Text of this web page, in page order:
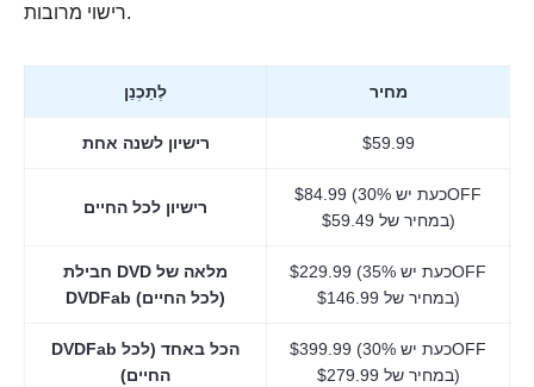
רישוי מרובות.
לְתַכְנֵן מחיר
רישיון לשנה אחת $59.99
רישיון לכל החיים
$84.99 (כעת יש 30%OFF
במחיר של $59.49)
חבילת DVD מלאה של
DVDFab (לכל החיים)
$229.99 (כעת יש 35%OFF
במחיר של $146.99)
DVDFab הכל באחד (לכל
החיים)
$399.99 (כעת יש 30%OFF
במחיר של $279.99)